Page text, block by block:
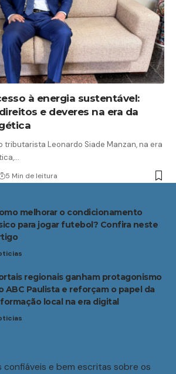
à energia sustentável:
e deveres na era da
tributarista Leonardo Siade Manzan, na era
5 Min de leitura
melhorar o condicionamento
para jogar futebol? Confira neste
regionais ganham protagonismo
ABC Paulista e reforçam o papel da
local na era digital
confiáveis e bem escritas sobre os